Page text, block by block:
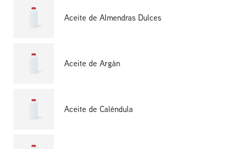
Aceite de Almendras Dulces
Aceite de Argán
Aceite de Caléndula